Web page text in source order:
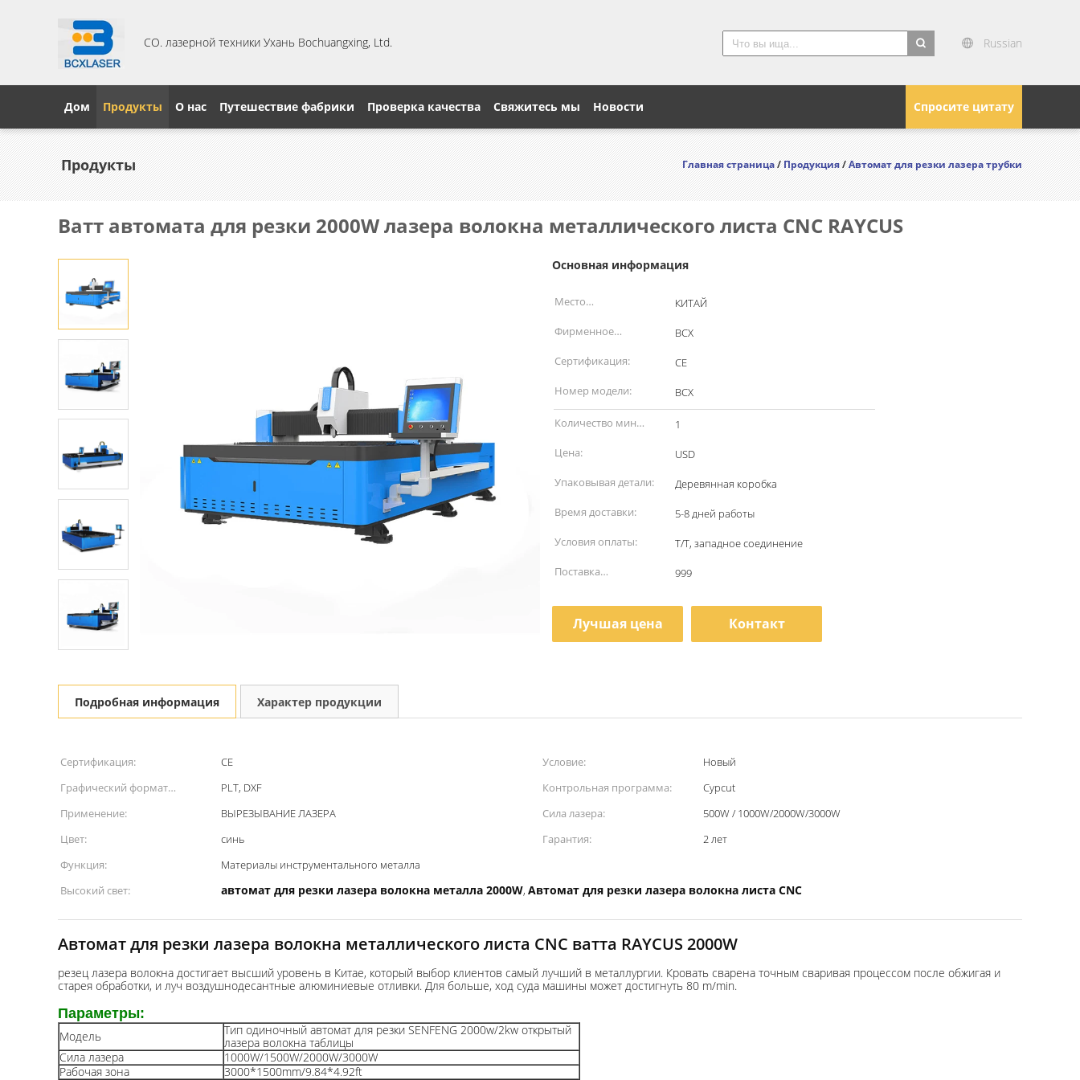
CO. лазерной техники Ухань Bochuangxing, Ltd.
Russian
Спросите цитату
Дом Продукты О нас Путешествие фабрики Проверка качества Свяжитесь мы Новости
Продукты Главная страница/Продукция/Автомат для резки лазера трубки
Ватт автомата для резки 2000W лазера волокна металлического листа CNC RAYCUS
Основная информация
Место
происхождения:
КИТАЙ
Фирменное
наименование:
BCX
Сертификация:
CE
Номер модели:
BCX
Количество мин
заказа:
1
Цена:
USD
Упаковывая детали:
Деревянная коробка
Время доставки:
5-8 дней работы
Условия оплаты:
T/T, западное соединение
Поставка
999
Лучшая цена Контакт
Подробная информация Характер продукции
Сертификация: CE Условие:
Новый
Графический формат
поддержал:
PLT, DXF Контрольная программа:
Cypcut
Применение:
ВЫРЕЗЫВАНИЕ ЛАЗЕРА Сила лазера:
500W / 1000W/2000W/3000W
Цвет:
синь Гарантия:
2 лет
Функция:
Материалы инструментального металла
Высокий свет:
автомат для резки лазера волокна металла 2000W, Автомат для резки лазера волокна листа CNC
Автомат для резки лазера волокна металлического листа CNC ватта RAYCUS 2000W
резец лазера волокна достигает высший уровень в Китае, который выбор клиентов самый лучший в металлургии. Кровать сварена точным сваривая процессом после обжигая и
старея обработки, и луч воздушнодесантные алюминиевые отливки. Для больше, ход суда машины может достигнуть 80 m/min.
Параметры:
Модель
Тип одиночный автомат для резки SENFENG 2000w/2kw открытый
лазера волокна таблицы
Сила лазера
1000W/1500W/2000W/3000W
Рабочая зона
3000*1500mm/9.84*4.92ft